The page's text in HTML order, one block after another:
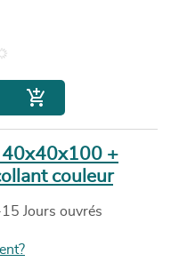

40x40x100 +
couleur
Jours ouvrés